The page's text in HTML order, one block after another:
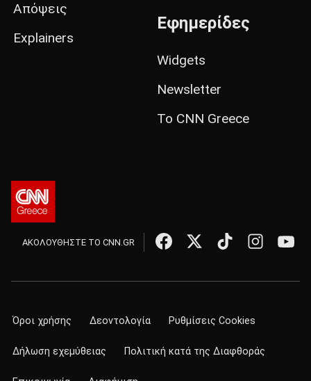
Απόψεις
Explainers
Εφημερίδες
Widgets
Newsletter
Το CNN Greece
ΑΚΟΛΟΥΘΗΣΤΕ ΤΟ CNN.GR
Όροι χρήσης Δεοντολογία Ρυθμίσεις Cookies
Δήλωση εχεμύθειας Πολιτική κατά της Διαφθοράς